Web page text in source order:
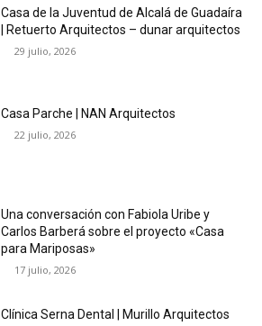
Casa de la Juventud de Alcalá de Guadaíra
| Retuerto Arquitectos – dunar arquitectos
29 julio, 2026
Casa Parche | NAN Arquitectos
22 julio, 2026
Una conversación con Fabiola Uribe y
Carlos Barberá sobre el proyecto «Casa
para Mariposas»
17 julio, 2026
Clínica Serna Dental | Murillo Arquitectos